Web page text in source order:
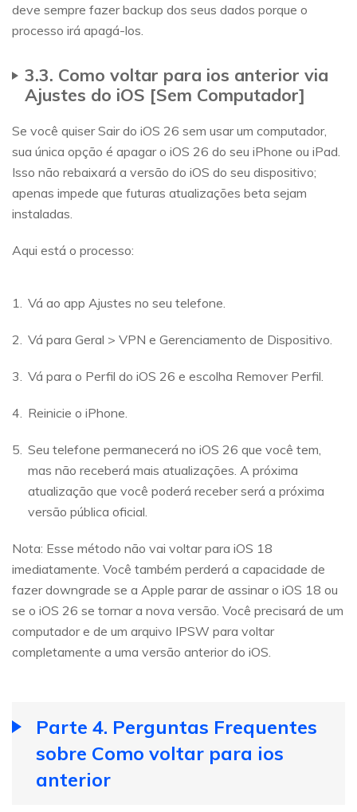
deve sempre fazer backup dos seus dados porque o
processo irá apagá-los.
3.3. Como voltar para ios anterior via
Ajustes do iOS [Sem Computador]
Se você quiser Sair do iOS 26 sem usar um computador,
sua única opção é apagar o iOS 26 do seu iPhone ou iPad.
Isso não rebaixará a versão do iOS do seu dispositivo;
apenas impede que futuras atualizações beta sejam
instaladas.
Aqui está o processo:
Vá ao app Ajustes no seu telefone.
Vá para Geral > VPN e Gerenciamento de Dispositivo.
Vá para o Perfil do iOS 26 e escolha Remover Perfil.
Reinicie o iPhone.
Seu telefone permanecerá no iOS 26 que você tem,
mas não receberá mais atualizações. A próxima
atualização que você poderá receber será a próxima
versão pública oficial.
Nota: Esse método não vai voltar para iOS 18
imediatamente. Você também perderá a capacidade de
fazer downgrade se a Apple parar de assinar o iOS 18 ou
se o iOS 26 se tornar a nova versão. Você precisará de um
computador e de um arquivo IPSW para voltar
completamente a uma versão anterior do iOS.
Parte 4. Perguntas Frequentes
sobre Como voltar para ios
anterior​